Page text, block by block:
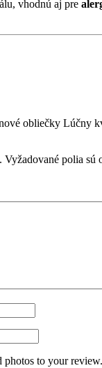
vhodnú aj pre
obliečky Lúčny
Vyžadované polia sú
photos to your review.